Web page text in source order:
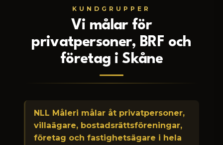
KUNDGRUPPER
Vi målar för
privatpersoner, BRF och
företag i Skåne
NLL Måleri målar åt privatpersoner,
villaägare, bostadsrättsföreningar,
företag och fastighetsägare i hela